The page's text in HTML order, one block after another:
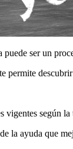
puede ser un
te permite
vigentes según
la ayuda que